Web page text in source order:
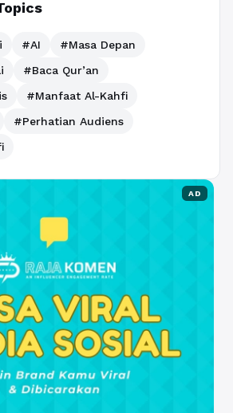
#AI
#Masa Depan
#Baca Qur’an
#Manfaat Al-Kahfi
#Perhatian Audiens
AD